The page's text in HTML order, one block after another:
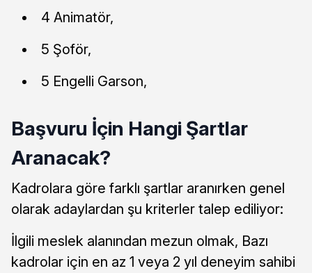
4 Animatör,
5 Şoför,
5 Engelli Garson,
Başvuru İçin Hangi Şartlar
Aranacak?
Kadrolara göre farklı şartlar aranırken genel
olarak adaylardan şu kriterler talep ediliyor:
İlgili meslek alanından mezun olmak, Bazı
kadrolar için en az 1 veya 2 yıl deneyim sahibi